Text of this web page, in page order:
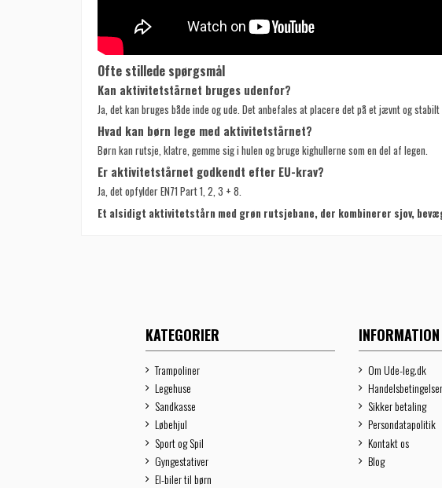
Ofte stillede spørgsmål
Kan aktivitetstårnet bruges udenfor?
Ja, det kan bruges både inde og ude. Det anbefales at placere det på et jævnt og stabilt
Hvad kan børn lege med aktivitetstårnet?
Børn kan rutsje, klatre, gemme sig i hulen og bruge kighullerne som en del af legen.
Er aktivitetstårnet godkendt efter EU-krav?
Ja, det opfylder EN71 Part 1, 2, 3 + 8.
Et alsidigt aktivitetstårn med grøn rutsjebane, der kombinerer sjov,
KATEGORIER
Trampoliner
Legehuse
Sandkasse
Løbehjul
Sport og Spil
Gyngestativer
El-biler til børn
INFORMATION
Om Ude-leg.dk
Handelsbetingelser
Sikker betaling
Persondatapolitik
Kontakt os
Blog